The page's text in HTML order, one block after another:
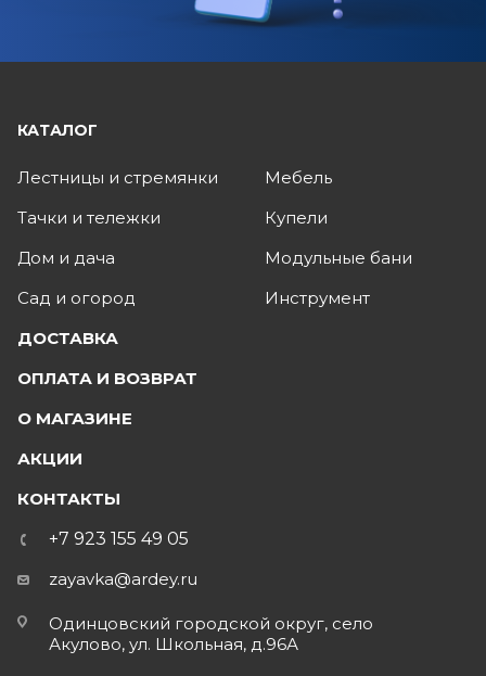
КАТАЛОГ
Лестницы и стремянки
Тачки и тележки
Дом и дача
Сад и огород
Мебель
Купели
Модульные бани
Инструмент
ДОСТАВКА
ОПЛАТА И ВОЗВРАТ
О МАГАЗИНЕ
АКЦИИ
КОНТАКТЫ
+7 923 155 49 05
zayavka@ardey.ru
Одинцовский городской округ, село
Акулово, ул. Школьная, д.96А